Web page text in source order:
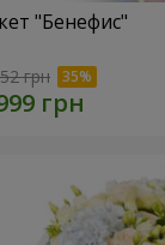
"Бенефис"
грн